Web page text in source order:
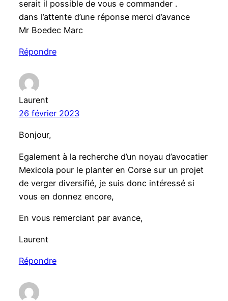
serait il possible de vous e commander .
dans l’attente d’une réponse merci d’avance
Mr Boedec Marc
Répondre
Laurent
26 février 2023
Bonjour,
Egalement à la recherche d’un noyau d’avocatier
Mexicola pour le planter en Corse sur un projet
de verger diversifié, je suis donc intéressé si
vous en donnez encore,
En vous remerciant par avance,
Laurent
Répondre